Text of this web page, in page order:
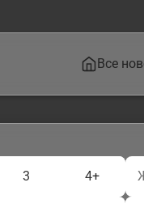
Все
3 4+